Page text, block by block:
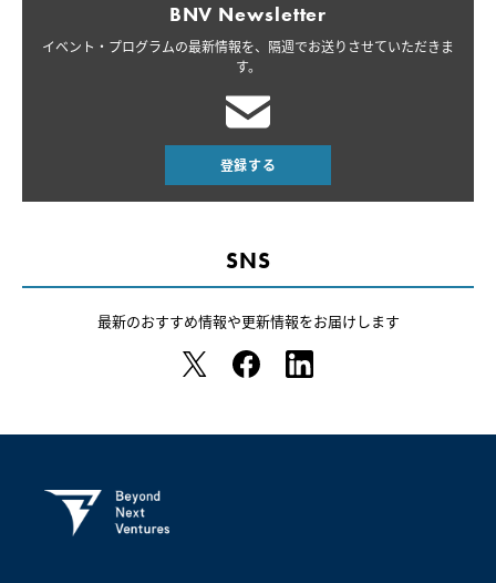
BNV Newsletter
イベント・プログラムの最新情報を、 隔週でお送りさせていただきま
す。
登録する
SNS
最新のおすすめ情報や更新情報をお届けします